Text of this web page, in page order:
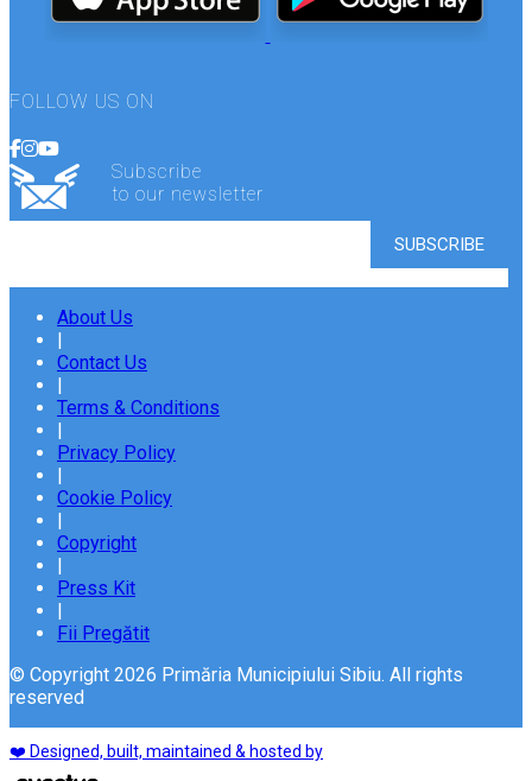
FOLLOW US ON
Subscribe
to our newsletter
About Us
|
Contact Us
|
Terms & Conditions
|
Privacy Policy
|
Cookie Policy
|
Copyright
|
Press Kit
|
Fii Pregătit
© Copyright 2026 Primăria Municipiului Sibiu. All rights
reserved
❤️ Designed, built, maintained & hosted by